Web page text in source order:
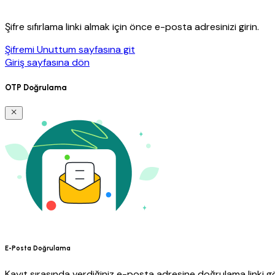
Şifre sıfırlama linki almak için önce e-posta adresinizi girin.
Şifremi Unuttum sayfasına git
Giriş sayfasına dön
OTP Doğrulama
E-Posta Doğrulama